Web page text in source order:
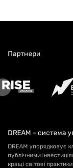
Партнери
DREAM – система
DREAM упорядковує
публічними
кращі світові